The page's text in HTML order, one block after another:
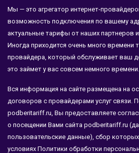
Мы — это агрегатор интернет-
возможность подключения по вашему
актуальные тарифы от наших партнеров
Иногда приходится очень много времени
провайдера, который обслуживает ваш
это займет у вас совсем немного времени.
Вся информация на сайте размещена на
договоров с провайдерами услуг связи.
podberitariff.ru, Вы предоставляете
о посещении Вами сайта podberitariff.ru
пользовательские данные), сбор
условиях Политики обработки